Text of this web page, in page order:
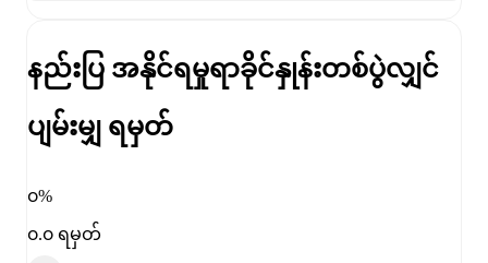
နည်းပြ အနိုင်ရမှုရာခိုင်နှုန်းတစ်ပွဲလျှင်
ပျမ်းမျှ ရမှတ်
၀%
၀.၀ ရမှတ်